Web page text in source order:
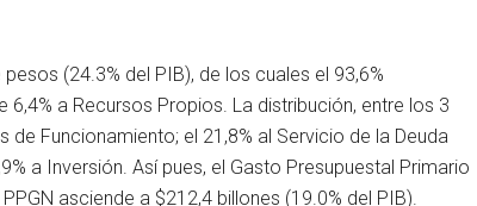
(24.3% del PIB), de los cuales el 93,6%
a Recursos Propios. La distribución, entre los 3
Funcionamiento; el 21,8% al Servicio de la Deuda
a Inversión. Así pues, el Gasto Presupuestal Primario
asciende a $212,4 billones (19.0% del PIB).